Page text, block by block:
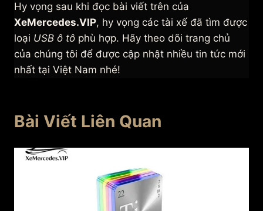
Hy vọng sau khi đọc bài viết trên của
XeMercedes.VIP, hy vọng các tài xế đã tìm được
loại USB ô tô phù hợp. Hãy theo dõi trang chủ
của chúng tôi để được cập nhật nhiều tin tức mới
nhất tại Việt Nam nhé!
Bài Viết Liên Quan